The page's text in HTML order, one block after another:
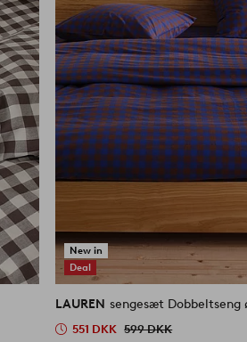
New in
Deal
LAUREN sengesæt Dobbeltseng
551 DKK 599 DKK